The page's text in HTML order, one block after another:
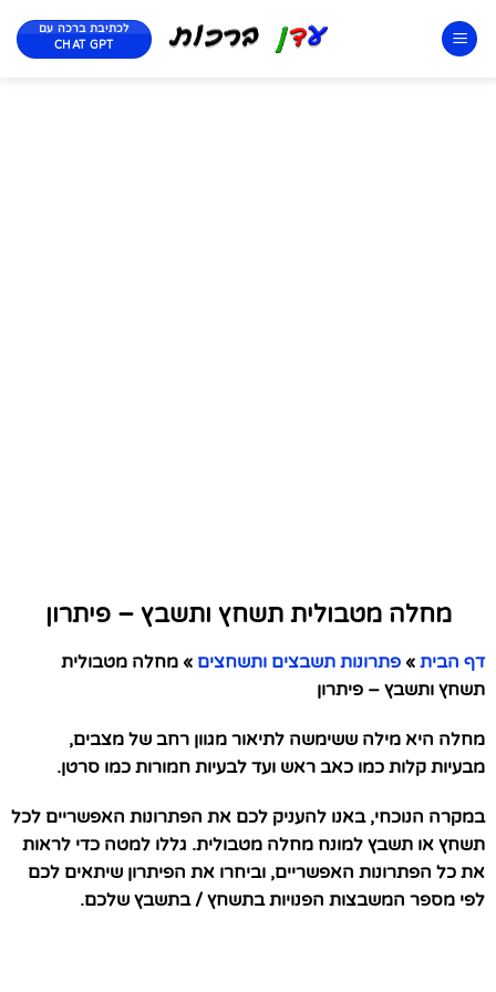
לכתיבת ברכה עם
CHAT GPT
מחלה מטבולית תשחץ ותשבץ – פיתרון
דף הבית » פתרונות תשבצים ותשחצים » מחלה מטבולית
תשחץ ותשבץ – פיתרון
מחלה היא מילה ששימשה לתיאור מגוון רחב של מצבים,
מבעיות קלות כמו כאב ראש ועד לבעיות חמורות כמו סרטן.
במקרה הנוכחי, באנו להעניק לכם את הפתרונות האפשריים לכל
תשחץ או תשבץ למונח מחלה מטבולית. גללו למטה כדי לראות
את כל הפתרונות האפשריים, וביחרו את הפיתרון שיתאים לכם
לפי מספר המשבצות הפנויות בתשחץ / בתשבץ שלכם.